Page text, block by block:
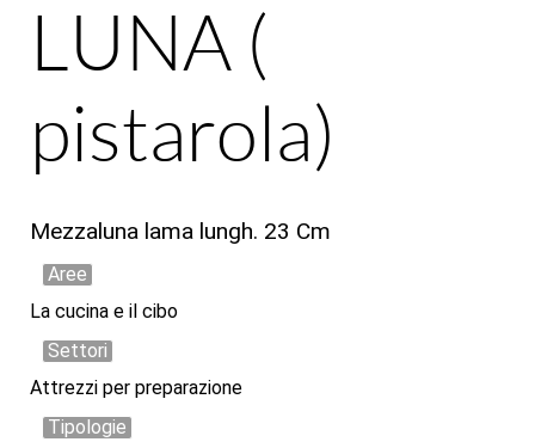
LUNA (
pistarola)
Mezzaluna lama lungh. 23 Cm
Aree
La cucina e il cibo
Settori
Attrezzi per preparazione
Tipologie